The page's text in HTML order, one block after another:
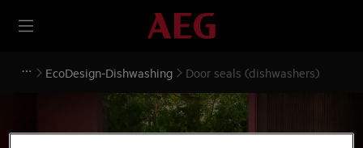
EcoDesign-Dishwashing Door seals (dishwashers)